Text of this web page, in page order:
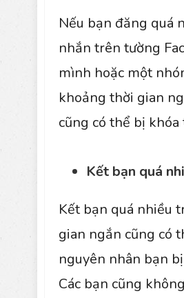
Nếu bạn đăng quá
nhắn trên tường
mình hoặc một
khoảng thời gian
cũng có thể bị khóa
Kết bạn quá
Kết bạn quá nhiều
gian ngắn cũng có
nguyên nhân bạn
Các bạn cũng